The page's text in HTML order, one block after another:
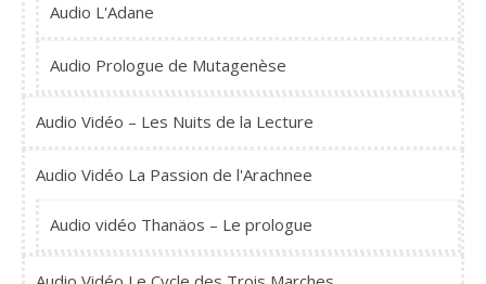
Audio L'Adane
Audio Prologue de Mutagenèse
Audio Vidéo – Les Nuits de la Lecture
Audio Vidéo La Passion de l'Arachnee
Audio vidéo Thanäos – Le prologue